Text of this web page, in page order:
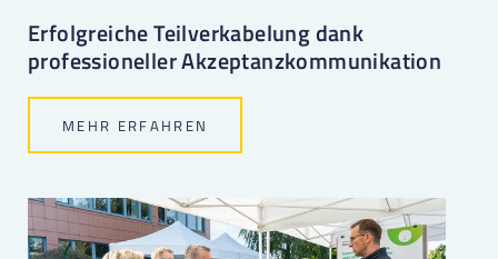
Erfolgreiche Teilverkabelung dank
professioneller Akzeptanzkommunikation
MEHR ERFAHREN